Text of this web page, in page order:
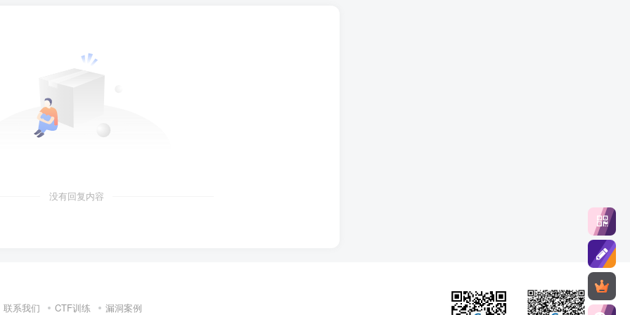
没有回复内容
联系我们 CTF训练 漏洞案例